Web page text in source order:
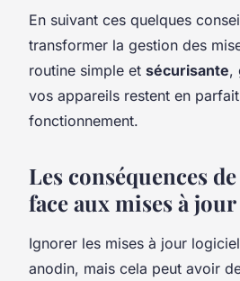
En suivant ces quelques
transformer la gestion des
routine simple et sécurisante,
vos appareils restent en
fonctionnement.
Les conséquences
face aux mises à jour
Ignorer les mises à jour
anodin, mais cela peut avoir